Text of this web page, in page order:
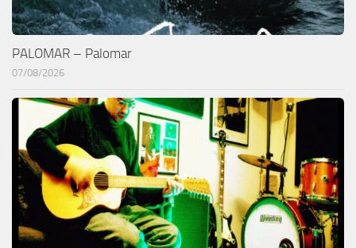
PALOMAR – Palomar
07/08/2026